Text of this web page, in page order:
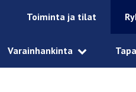
Toiminta ja tilat
Varainhankinta